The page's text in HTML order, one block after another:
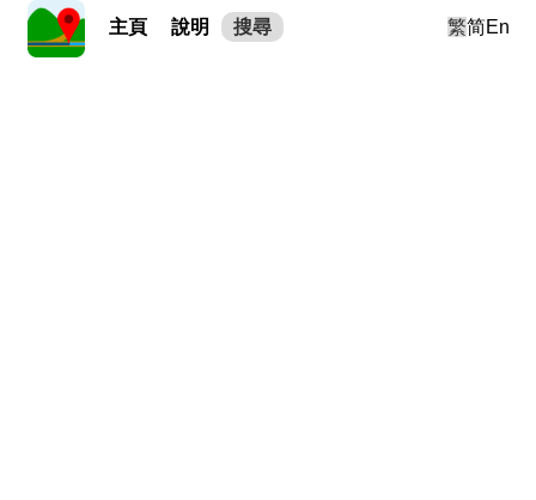
主頁 說明 搜尋 繁简En